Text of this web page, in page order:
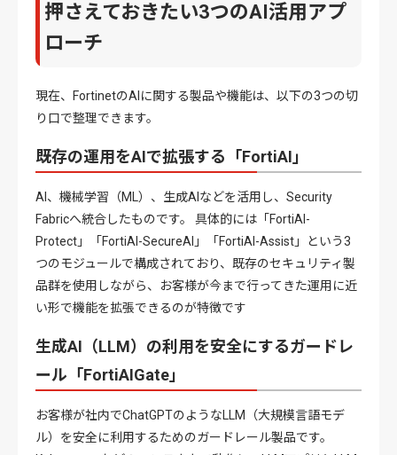
押さえておきたい3つのAI活用アプ
ローチ
現在、FortinetのAIに関する製品や機能は、以下の3つの切
り口で整理できます。
既存の運用をAIで拡張する「FortiAI」
AI、機械学習（ML）、生成AIなどを活用し、Security
Fabricへ統合したものです。
具体的には「FortiAI-
Protect」「 FortiAI-SecureAI 」「FortiAI-Assist」という3
つのモジュールで構成されており、既存のセキュリティ製
品群を使用しながら、お客様が今まで行ってきた運用に近
い形で機能を拡張できるのが特徴です
生成AI（LLM）の利用を安全にするガードレ
ール「FortiAIGate」
お客様が社内でChatGPTのようなLLM（大規模言語モデ
ル）を安全に利用するためのガードレール製品です。